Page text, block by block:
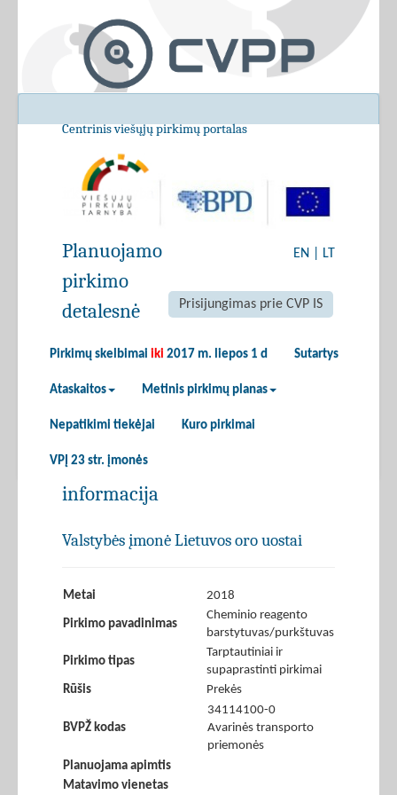
Centrinis viešųjų pirkimų portalas
EN LT
Prisijungimas prie CVP IS
Pirkimų skelbimai iki 2017 m. liepos 1 d Sutartys
Ataskaitos Metinis pirkimų planas
Nepatikimi tiekėjai Kuro pirkimai
VPĮ 23 str. įmonės
Planuojamo
pirkimo
detalesnė
informacija
Valstybės įmonė Lietuvos oro uostai
Metai 2018
Pirkimo pavadinimas
Cheminio reagento
barstytuvas/purkštuvas
Pirkimo tipas
Tarptautiniai ir
supaprastinti pirkimai
Rūšis
Prekės
BVPŽ kodas
34114100-0
Avarinės transporto
priemonės
Planuojama apimtis
Matavimo vienetas